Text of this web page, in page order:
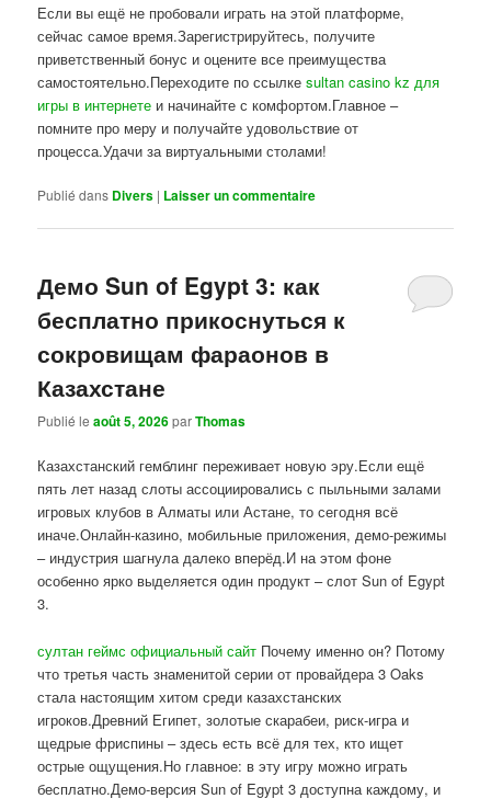
Если вы ещё не пробовали играть на этой платформе,
сейчас самое время.Зарегистрируйтесь, получите
приветственный бонус и оцените все преимущества
самостоятельно.Переходите по ссылкеsultan casino kz для
игры в интернете и начинайте с комфортом.Главное –
помните про меру и получайте удовольствие от
процесса.Удачи за виртуальными столами!
Publié dans Divers | Laisser un commentaire
Демо Sun of Egypt 3: как
бесплатно прикоснуться к
сокровищам фараонов в
Казахстане
Publié leaoût 5, 2026parThomas
Казахстанский гемблинг переживает новую эру.Если ещё
пять лет назад слоты ассоциировались с пыльными залами
игровых клубов в Алматы или Астане, то сегодня всё
иначе.Онлайн-казино, мобильные приложения, демо-режимы
– индустрия шагнула далеко вперёд.И на этом фоне
особенно ярко выделяется один продукт – слот Sun of Egypt
3.
султан геймс официальный сайт Почему именно он? Потому
что третья часть знаменитой серии от провайдера 3 Oaks
стала настоящим хитом среди казахстанских
игроков.Древний Египет, золотые скарабеи, риск-игра и
щедрые фриспины – здесь есть всё для тех, кто ищет
острые ощущения.Но главное: в эту игру можно играть
бесплатно.Демо-версия Sun of Egypt 3 доступна каждому, и